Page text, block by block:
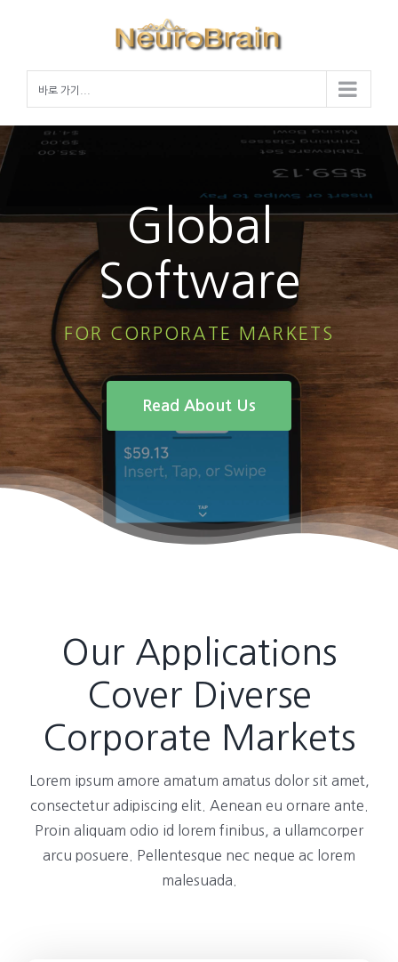
바로 가기...
Global
Software
FOR CORPORATE MARKETS
Read About Us
Our Applications
Cover Diverse
Corporate Markets
Lorem ipsum amore amatum amatus dolor sit amet,
consectetur adipiscing elit. Aenean eu ornare ante.
Proin aliquam odio id lorem finibus, a ullamcorper
arcu posuere. Pellentesque nec neque ac lorem
malesuada.